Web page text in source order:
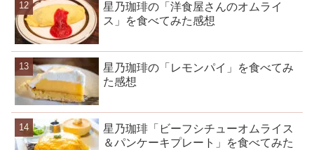
星乃珈琲の「洋食屋さんのオムライ
ス」を食べてみた感想
星乃珈琲の「レモンパイ」を食べてみ
た感想
星乃珈琲「ビーフシチューオムライス
＆パンケーキプレート」を食べてみた